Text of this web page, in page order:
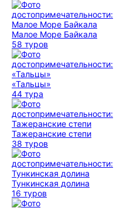
Малое Море Байкала
58 туров
«Тальцы»
44 тура
Тажеранские степи
38 туров
Тункинская долина
16 туров